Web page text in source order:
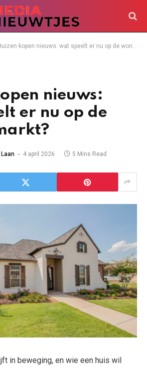
kopen nieuws: wat speelt er nu op de woningmarkt?
nieuws:
er nu op de
Laan 4 april 2026 5 Mins Read
in beweging, en wie een huis wil